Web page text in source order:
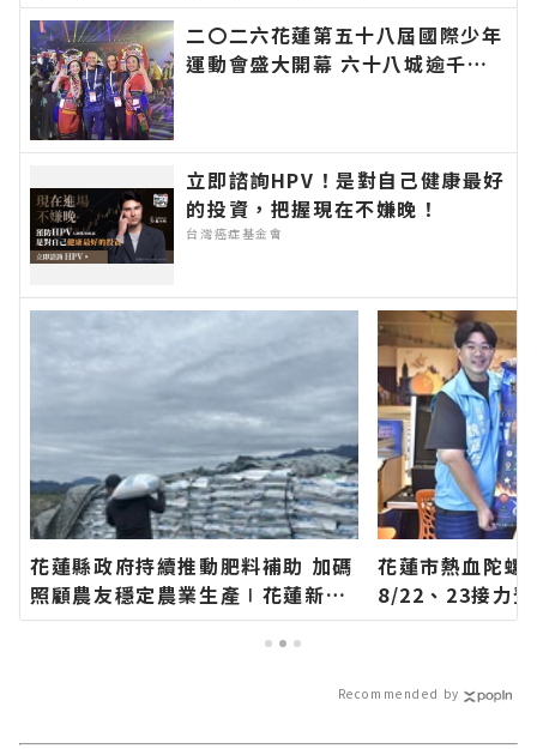
新的在地資訊！
二〇二六花蓮第五十八屆國際少年
運動會盛大開幕 六十八城逾千選
最新的在地資訊！
立即諮詢HPV！是對自己健康最好
的投資，把握現在不嫌晚！
台灣癌症基金會
花蓮縣政府持續推動肥料補助 加碼
照顧農友穩定農業生產∣花蓮新聞
網官方網站各類新聞－最快速的今
日新聞報導 最新的在地資訊！
花蓮市熱血陀螺
8/22、23接力
方網站各類新聞
Recommended by